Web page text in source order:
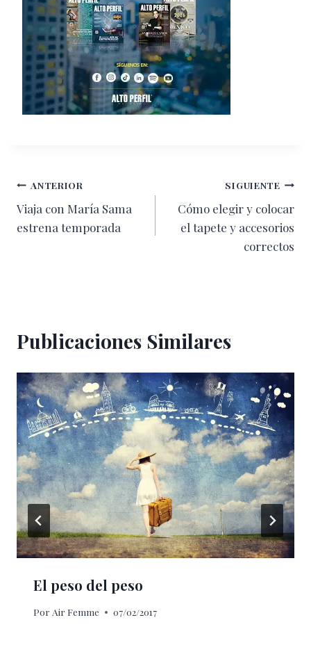
Navegación
de
ANTERIOR
Viaja con María Sama
estrena temporada
SIGUIENTE
Cómo elegir y colocar
el tapete y accesorios
correctos
Publicaciones Similares
El peso del peso
Por Air Femme 07/02/2017